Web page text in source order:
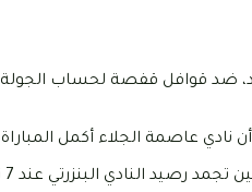
24 فيفري 2023، إلى هزيمة بهدف دون رد، ضد